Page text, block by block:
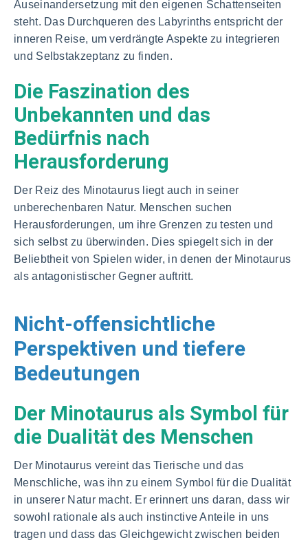
Auseinandersetzung mit den eigenen Schattenseiten
steht. Das Durchqueren des Labyrinths entspricht der
inneren Reise, um verdrängte Aspekte zu integrieren
und Selbstakzeptanz zu finden.
Die Faszination des
Unbekannten und das
Bedürfnis nach
Herausforderung
Der Reiz des Minotaurus liegt auch in seiner
unberechenbaren Natur. Menschen suchen
Herausforderungen, um ihre Grenzen zu testen und
sich selbst zu überwinden. Dies spiegelt sich in der
Beliebtheit von Spielen wider, in denen der Minotaurus
als antagonistischer Gegner auftritt.
Nicht-offensichtliche
Perspektiven und tiefere
Bedeutungen
Der Minotaurus als Symbol für
die Dualität des Menschen
Der Minotaurus vereint das Tierische und das
Menschliche, was ihn zu einem Symbol für die Dualität
in unserer Natur macht. Er erinnert uns daran, dass wir
sowohl rationale als auch instinctive Anteile in uns
tragen und dass das Gleichgewicht zwischen beiden